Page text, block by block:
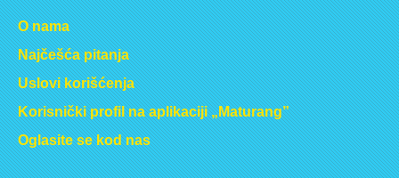
O nama
Najčešća pitanja
Uslovi korišćenja
Korisnički profil na aplikaciji „Maturang”
Oglasite se kod nas